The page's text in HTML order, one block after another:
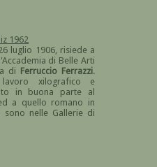
1962
luglio 1906, risiede a
di Belle Arti
di Ferruccio Ferrazzi.
xilografico e
in buona parte al
a quello romano in
sono nelle Gallerie di